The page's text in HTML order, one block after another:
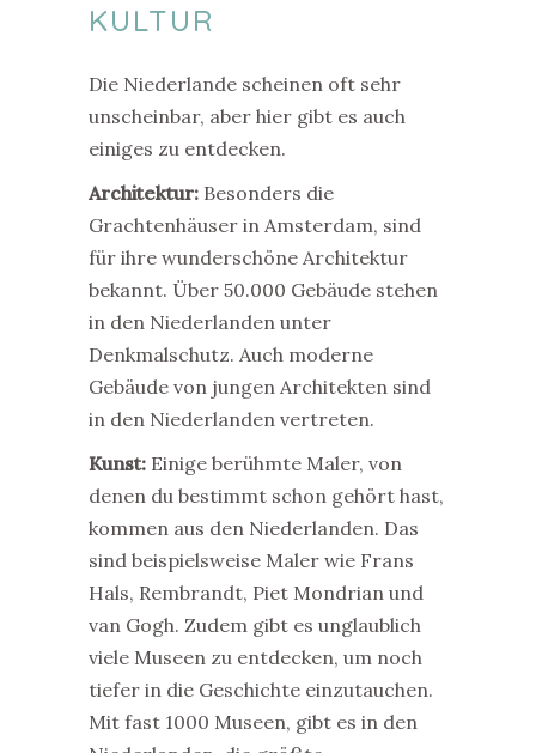
KULTUR
Die Niederlande scheinen oft sehr
unscheinbar, aber hier gibt es auch
einiges zu entdecken.
Architektur: Besonders die
Grachtenhäuser in Amsterdam, sind
für ihre wunderschöne Architektur
bekannt. Über 50.000 Gebäude stehen
in den Niederlanden unter
Denkmalschutz. Auch moderne
Gebäude von jungen Architekten sind
in den Niederlanden vertreten.
Kunst: Einige berühmte Maler, von
denen du bestimmt schon gehört hast,
kommen aus den Niederlanden. Das
sind beispielsweise Maler wie Frans
Hals, Rembrandt, Piet Mondrian und
van Gogh. Zudem gibt es unglaublich
viele Museen zu entdecken, um noch
tiefer in die Geschichte einzutauchen.
Mit fast 1000 Museen, gibt es in den